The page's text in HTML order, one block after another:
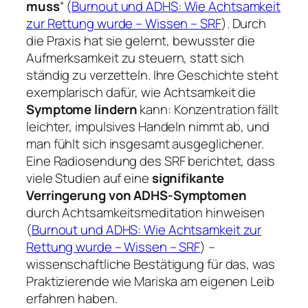
muss“ (Burnout und ADHS: Wie Achtsamkeit
zur Rettung wurde – Wissen – SRF). Durch
die Praxis hat sie gelernt, bewusster die
Aufmerksamkeit zu steuern, statt sich
ständig zu verzetteln. Ihre Geschichte steht
exemplarisch dafür, wie Achtsamkeit die
Symptome lindernkann: Konzentration fällt
leichter, impulsives Handeln nimmt ab, und
man fühlt sich insgesamt ausgeglichener.
Eine Radiosendung des SRF berichtet, dass
viele Studien auf einesignifikante
Verringerung von ADHS-Symptomen
durch Achtsamkeitsmeditation hinweisen
(Burnout und ADHS: Wie Achtsamkeit zur
Rettung wurde – Wissen – SRF) –
wissenschaftliche Bestätigung für das, was
Praktizierende wie Mariska am eigenen Leib
erfahren haben.